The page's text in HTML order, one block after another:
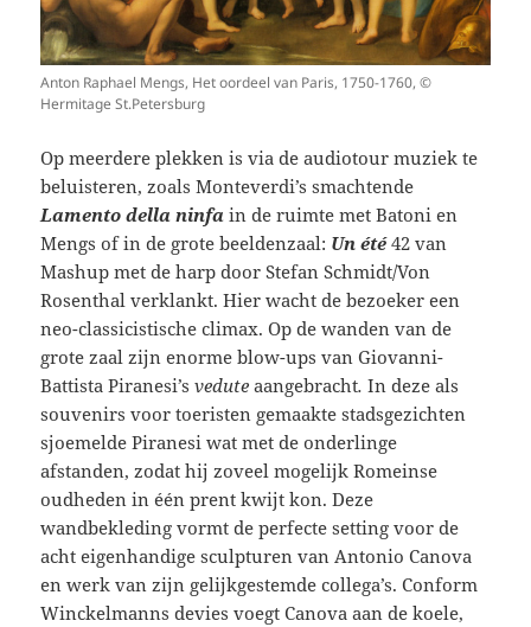
Anton Raphael Mengs, Het oordeel van Paris, 1750-1760, ©
Hermitage St.Petersburg
Op meerdere plekken is via de audiotour muziek te
beluisteren, zoals Monteverdi’s smachtende
Lamento della ninfa in de ruimte met Batoni en
Mengs of in de grote beeldenzaal: Un été42 van
Mashup met de harp door Stefan Schmidt/Von
Rosenthal verklankt. Hier wacht de bezoeker een
neo-classicistische climax. Op de wanden van de
grote zaal zijn enorme blow-ups van Giovanni-
Battista Piranesi’s veduteaangebracht.In deze als
souvenirs voor toeristen gemaakte stadsgezichten
sjoemelde Piranesi wat met de onderlinge
afstanden, zodat hij zoveel mogelijk Romeinse
oudheden in één prent kwijt kon. Deze
wandbekleding vormt de perfecte setting voor de
acht eigenhandige sculpturen van Antonio Canova
en werk van zijn gelijkgestemde collega’s. Conform
Winckelmanns devies voegt Canova aan de koele,